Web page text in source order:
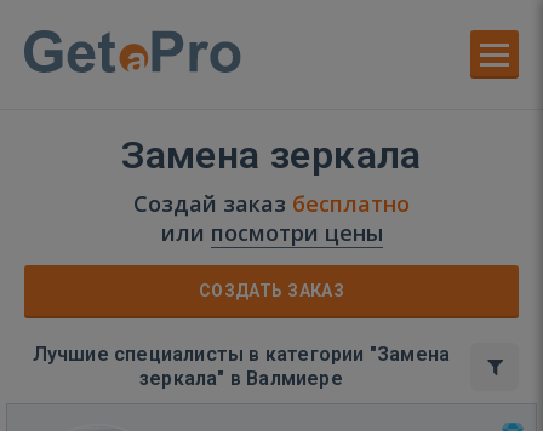
Замена зеркала
Создай заказ бесплатно
или посмотри цены
СОЗДАТЬ ЗАКАЗ
Лучшие специалисты в категории "Замена
зеркала" в Валмиере